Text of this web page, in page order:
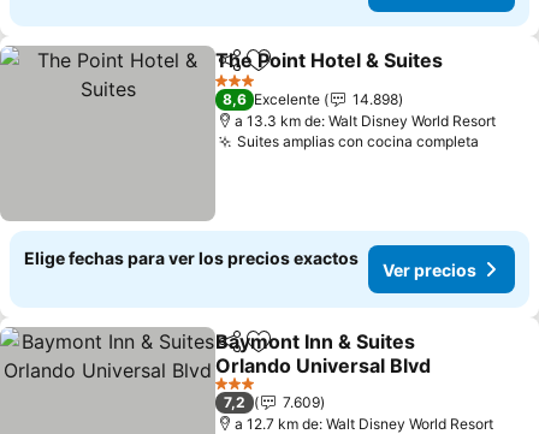
Compartir
Agregar a favoritos
The Point Hotel & Suites
3 Estrellas
8,6 Excelente
14.898
a 13.3 km de: Walt Disney World Resort
Suites amplias con cocina completa
Elige fechas para ver los precios exactos
Ver precios
CompartirAgregar a favoritos
Baymont Inn & Suites
Orlando Universal Blvd
Ver precios
3 Estrellas
7,2
7.609
a 12.7 km de: Walt Disney World Resort